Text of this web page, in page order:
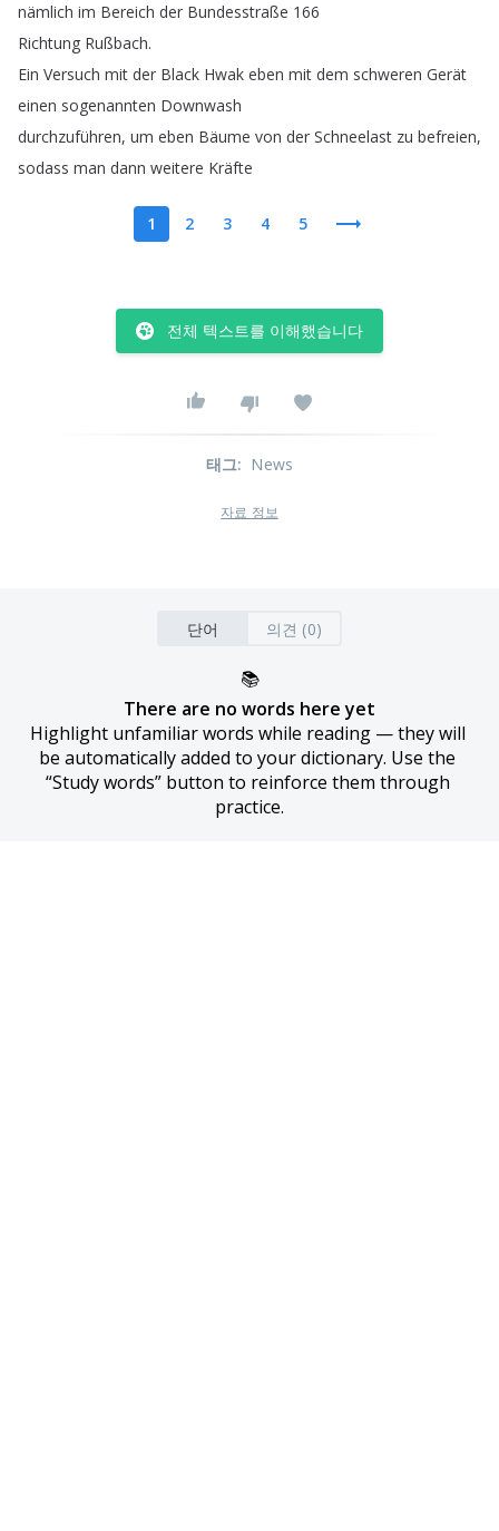
nämlich im Bereich der Bundesstraße 166
Richtung Rußbach.
Ein Versuch mit der Black Hwak eben mit dem schweren Gerät
einen sogenannten Downwash
durchzuführen, um eben Bäume von der Schneelast zu befreien,
sodass man dann weitere Kräfte
1 2 3 4 5
전체 텍스트를 이해했습니다
태그: News
자료 정보
단어 의견 (0)
📚
There are no words here yet
Highlight unfamiliar words while reading — they will
be automatically added to your dictionary. Use the
“Study words” button to reinforce them through
practice.